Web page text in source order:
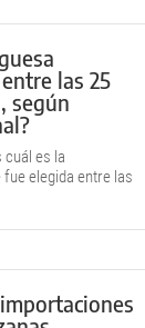
las 25
según
cuál es la
fue elegida entre las